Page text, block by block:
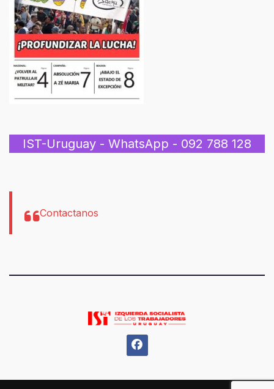
IST-Uruguay - WhatsApp - 092 788 128
Contactanos